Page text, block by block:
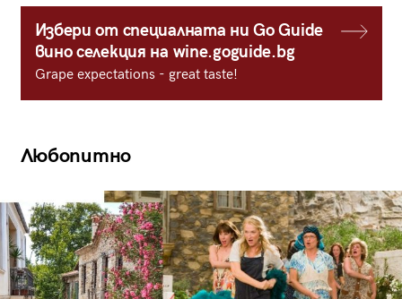
Избери от специалната ни Go Guide
вино селекция на wine.goguide.bg
Grape expectations - great taste!
Любопитно